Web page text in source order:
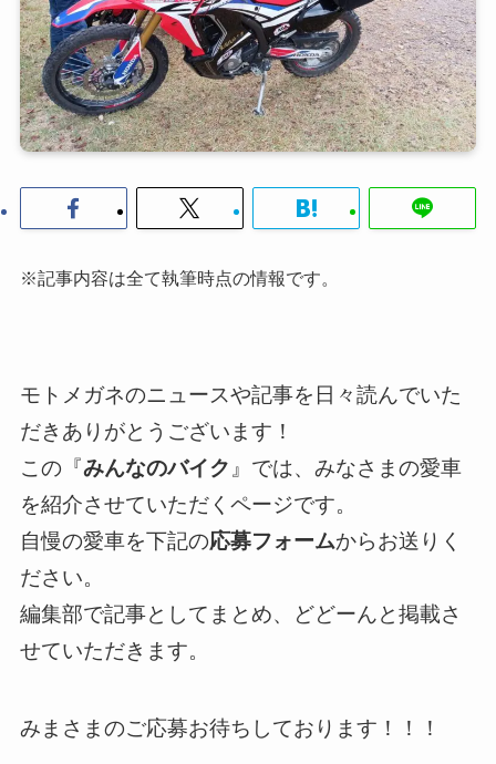
※記事内容は全て執筆時点の情報です。
モトメガネのニュースや記事を日々読んでいた
だきありがとうございます！
この『みんなのバイク 』では、みなさまの愛車
を紹介させていただくページです。
自慢の愛車を下記の応募フォームからお送りく
ださい。
編集部で記事としてまとめ、どどーんと掲載さ
せていただきます。
みまさまのご応募お待ちしております！！！